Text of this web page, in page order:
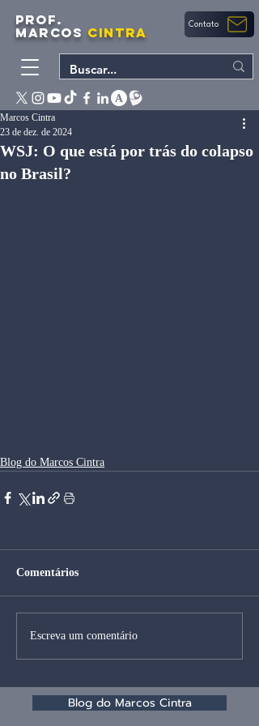
PROF.
MARCOS CINTRA Contato
WSJ: O que está por trás do colapso
no Brasil?
Marcos Cintra
23 de dez. de 2024
Blog do Marcos Cintra
Comentários
Escreva um comentário
Blog do Marcos Cintra